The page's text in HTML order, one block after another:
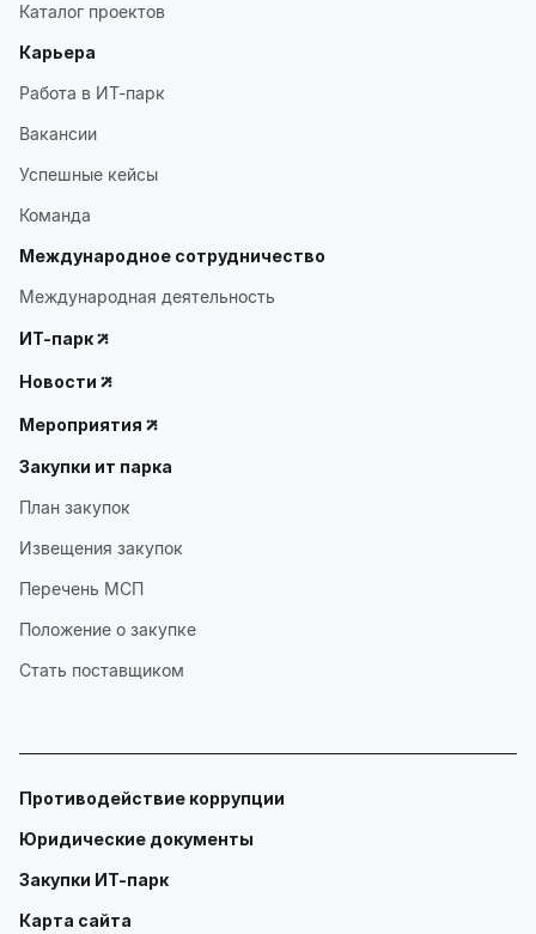
Каталог проектов
Карьера
Работа в ИТ-парк
Вакансии
Успешные кейсы
Команда
Международное сотрудничество
Международная деятельность
ИТ-парк
Новости
Мероприятия
Закупки ит парка
План закупок
Извещения закупок
Перечень МСП
Положение о закупке
Стать поставщиком
Противодействие коррупции
Юридические документы
Закупки ИТ-парк
Карта сайта